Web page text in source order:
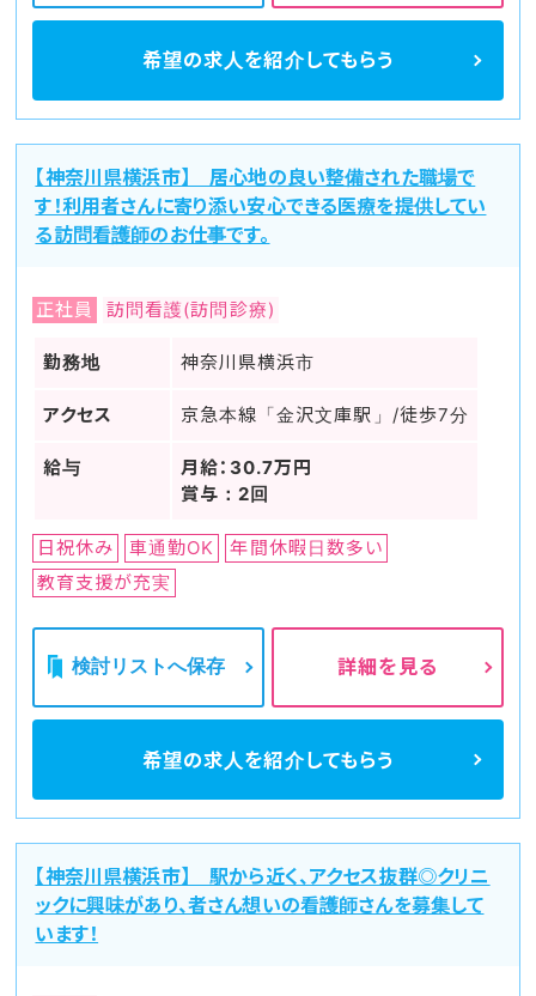
希望の求人を紹介してもらう
【神奈川県横浜市】 居心地の良い整備された職場で
す！利用者さんに寄り添い安心できる医療を提供してい
る訪問看護師のお仕事です。
正社員 訪問看護(訪問診療)
勤務地 神奈川県横浜市
アクセス 京急本線「金沢文庫駅」/徒歩7分
給与
月給：30.7万円
賞与：2回
日祝休み 車通勤OK
年間休暇日数多い
教育支援が充実
検討リストへ保存 詳細を見る
希望の求人を紹介してもらう
【神奈川県横浜市】 駅から近く、アクセス抜群◎クリニ
ックに興味があり、者さん想いの看護師さんを募集して
います！